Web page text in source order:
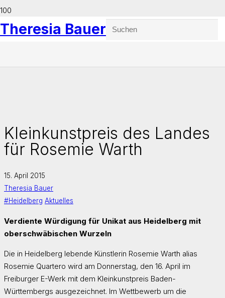
Theresia Bauer
Kleinkunstpreis des Landes
für Rosemie Warth
15. April 2015
Theresia Bauer
#Heidelberg Aktuelles
Verdiente Würdigung für Unikat aus Heidelberg mit
oberschwäbischen Wurzeln
Die in Heidelberg lebende Künstlerin Rosemie Warth alias
Rosemie Quartero wird am Donnerstag, den 16. April im
Freiburger E-Werk mit dem Kleinkunstpreis Baden-
Württembergs ausgezeichnet. Im Wettbewerb um die